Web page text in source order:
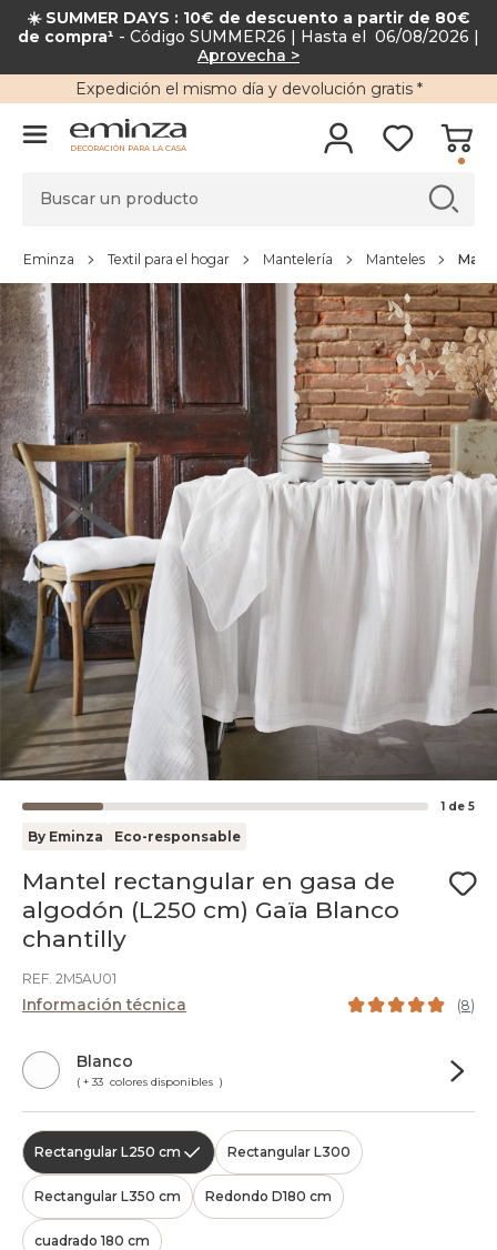
☀️ SUMMER DAYS : 10€ de descuento a partir de 80€
de compra¹ - Código SUMMER26 | Hasta el 06/08/2026 |
Aprovecha >
Expedición el mismo día y devolución gratis*
DECORACIÓN PARA LA CASA
Eminza Textil para el hogar Mantelería Manteles
1 de 5
By Eminza Eco-responsable
Mantel rectangular en gasa de
algodón (L250 cm) Gaïa Blanco
chantilly
REF. 2M5AU01
Información técnica (8)
Blanco
( + 33 colores disponibles )
Rectangular L250 cm Rectangular L300
Rectangular L350 cm Redondo D180 cm
cuadrado 180 cm